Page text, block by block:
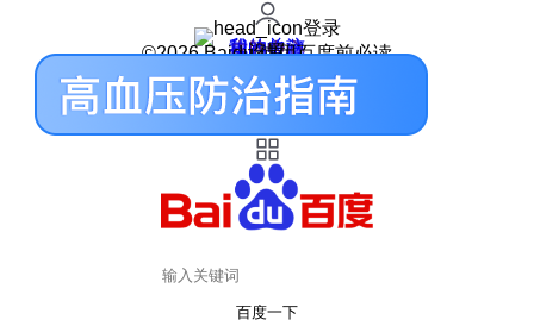
登录
我的关注
我的收藏
皮肤中心
用户反馈
设置
©2026 Baidu 使用百度前必读
百度一下